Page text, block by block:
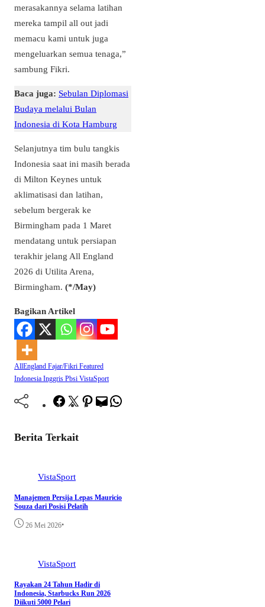
merasakannya selama latihan
mereka tampil all out jadi
memacu kami untuk juga
mengeluarkan semua tenaga,”
sambung Fikri.
Baca juga: Sebulan Diplomasi
Budaya melalui Bulan
Indonesia di Kota Hamburg
Selanjutnya tim bulu tangkis
Indonesia saat ini masih berada
di Milton Keynes untuk
aklimatisasi dan latihan,
sebelum bergerak ke
Birmingham pada 1 Maret
mendatang untuk persiapan
terakhir jelang All England
2026 di Utilita Arena,
Birmingham. (*/May)
Bagikan Artikel
AllEngland Fajar/Fikri Featured
Indonesia Inggris Pbsi VistaSport
Facebook
TwitterPinterest
Mail
Berita Terkait
VistaSport
Manajemen Persija Lepas Mauricio
Souza dari Posisi Pelatih
26 Mei 2026•
VistaSport
Rayakan 24 Tahun Hadir di
Indonesia, Starbucks Run 2026
Diikuti 5000 Pelari